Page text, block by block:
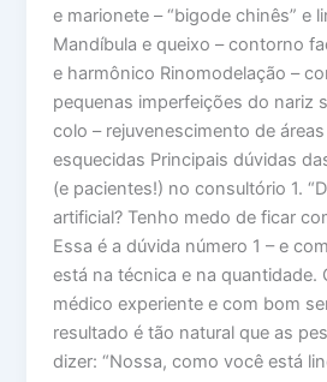
e marionete – “bigode chinês” e
Mandíbula e queixo – contorno
e harmônico Rinomodelação –
pequenas imperfeições do nariz
colo – rejuvenescimento de
esquecidas Principais dúvidas
(e pacientes!) no consultório 1.
artificial? Tenho medo de ficar
Essa é a dúvida número 1 – e
está na técnica e na quantidade.
médico experiente e com bom
resultado é tão natural que as
dizer: “Nossa, como você está